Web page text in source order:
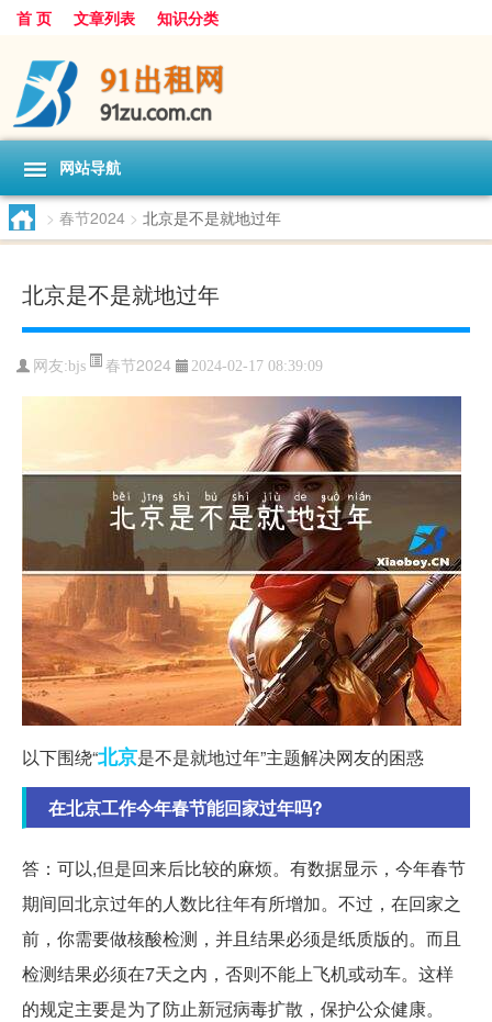
首 页 文章列表 知识分类
网站导航
> 春节2024 > 北京是不是就地过年
北京是不是就地过年
网友:bjs 春节2024 2024-02-17 08:39:09
以下围绕“北京是不是就地过年”主题解决网友的困惑
在北京工作今年春节能回家过年吗?
答：可以,但是回来后比较的麻烦。有数据显示，今年春节
期间回北京过年的人数比往年有所增加。不过，在回家之
前，你需要做核酸检测，并且结果必须是纸质版的。而且
检测结果必须在7天之内，否则不能上飞机或动车。这样
的规定主要是为了防止新冠病毒扩散，保护公众健康。